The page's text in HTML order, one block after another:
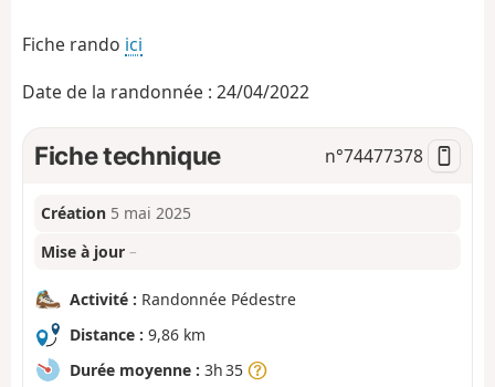
t
Fiche rando ici
Date de la randonnée : 24/04/2022
Fiche technique n°74477378
Création 5 mai 2025
Mise à jour –
Activité : Randonnée Pédestre
Distance : 9,86 km
Durée moyenne : 3h 35